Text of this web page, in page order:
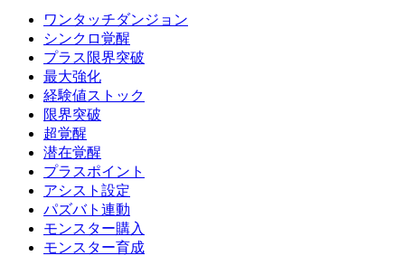
ワンタッチダンジョン
シンクロ覚醒
プラス限界突破
最大強化
経験値ストック
限界突破
超覚醒
潜在覚醒
プラスポイント
アシスト設定
パズバト連動
モンスター購入
モンスター育成